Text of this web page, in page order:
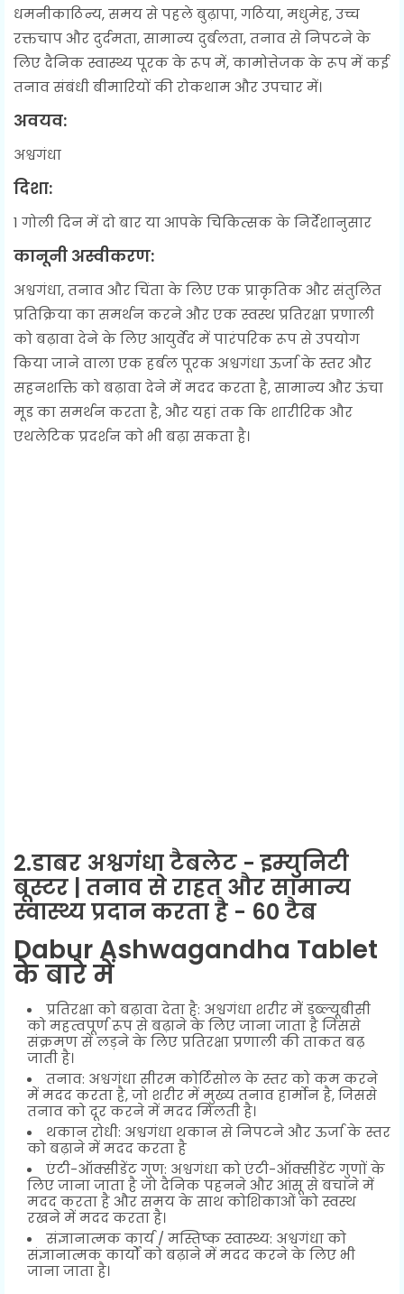
धमनीकाठिन्य, समय से पहले बुढ़ापा, गठिया, मधुमेह, उच्च
रक्तचाप और दुर्दमता, सामान्य दुर्बलता, तनाव से निपटने के
लिए दैनिक स्वास्थ्य पूरक के रूप में, कामोत्तेजक के रूप में कई
तनाव संबंधी बीमारियों की रोकथाम और उपचार में।
अवयव:
अश्वगंधा
दिशा:
1 गोली दिन में दो बार या आपके चिकित्सक के निर्देशानुसार
कानूनी अस्वीकरण:
अश्वगंधा, तनाव और चिंता के लिए एक प्राकृतिक और संतुलित
प्रतिक्रिया का समर्थन करने और एक स्वस्थ प्रतिरक्षा प्रणाली
को बढ़ावा देने के लिए आयुर्वेद में पारंपरिक रूप से उपयोग
किया जाने वाला एक हर्बल पूरक अश्वगंधा ऊर्जा के स्तर और
सहनशक्ति को बढ़ावा देने में मदद करता है, सामान्य और ऊंचा
मूड का समर्थन करता है, और यहां तक ​​कि शारीरिक और
एथलेटिक प्रदर्शन को भी बढ़ा सकता है।
2.डाबर अश्वगंधा टैबलेट - इम्युनिटी
बूस्टर | तनाव से राहत और सामान्य
स्वास्थ्य प्रदान करता है - 60 टैब
Dabur Ashwagandha Tablet
के बारे में
प्रतिरक्षा को बढ़ावा देता है: अश्वगंधा शरीर में डब्ल्यूबीसी
को महत्वपूर्ण रूप से बढ़ाने के लिए जाना जाता है जिससे
संक्रमण से लड़ने के लिए प्रतिरक्षा प्रणाली की ताकत बढ़
जाती है।
तनाव: अश्वगंधा सीरम कोर्टिसोल के स्तर को कम करने
में मदद करता है, जो शरीर में मुख्य तनाव हार्मोन है, जिससे
तनाव को दूर करने में मदद मिलती है।
थकान रोधी: अश्वगंधा थकान से निपटने और ऊर्जा के स्तर
को बढ़ाने में मदद करता है
एंटी-ऑक्सीडेंट गुण: अश्वगंधा को एंटी-ऑक्सीडेंट गुणों के
लिए जाना जाता है जो दैनिक पहनने और आंसू से बचाने में
मदद करता है और समय के साथ कोशिकाओं को स्वस्थ
रखने में मदद करता है।
संज्ञानात्मक कार्य / मस्तिष्क स्वास्थ्य: अश्वगंधा को
संज्ञानात्मक कार्यों को बढ़ाने में मदद करने के लिए भी
जाना जाता है।